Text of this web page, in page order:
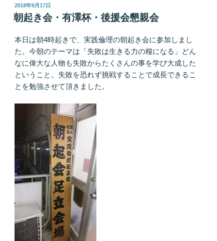
投
稿
日:
2018年9月17日
朝起き会・有澤杯・後援会懇親会
本日は朝4時起きで、実践倫理の朝起き会に参加しまし
た。今朝のテーマは「失敗は生きる力の糧になる」どん
なに偉大な人物も失敗からたくさんの事を学び大成した
ということ。失敗を恐れず挑戦することで成長できるこ
とを勉強させて頂きました。